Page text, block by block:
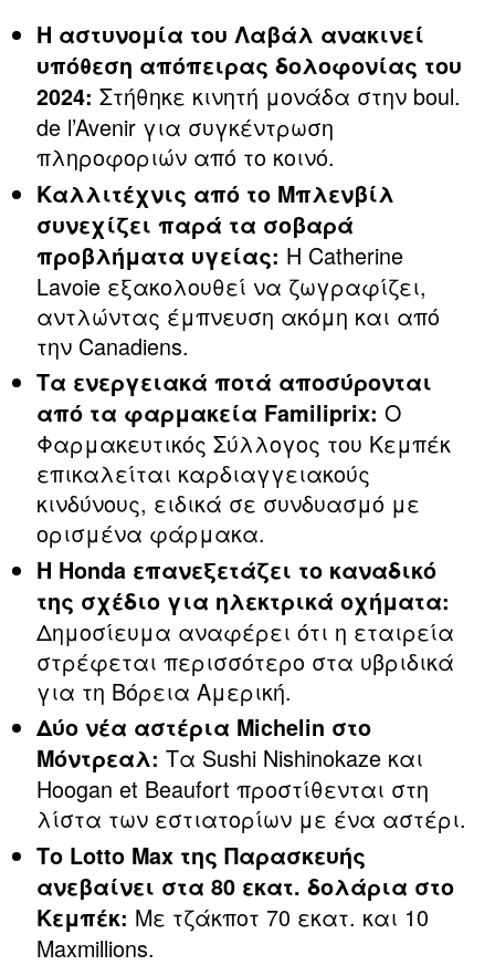
Η αστυνομία του Λαβάλ ανακινεί
υπόθεση απόπειρας δολοφονίας του
2024: Στήθηκε κινητή μονάδα στην boul.
de l’Avenir για συγκέντρωση
πληροφοριών από το κοινό.
Καλλιτέχνις από το Μπλενβίλ
συνεχίζει παρά τα σοβαρά
προβλήματα υγείας: Η Catherine
Lavoie εξακολουθεί να ζωγραφίζει,
αντλώντας έμπνευση ακόμη και από
την Canadiens.
Τα ενεργειακά ποτά αποσύρονται
από τα φαρμακεία Familiprix: Ο
Φαρμακευτικός Σύλλογος του Κεμπέκ
επικαλείται καρδιαγγειακούς
κινδύνους, ειδικά σε συνδυασμό με
ορισμένα φάρμακα.
Η Honda επανεξετάζει το καναδικό
της σχέδιο για ηλεκτρικά οχήματα:
Δημοσίευμα αναφέρει ότι η εταιρεία
στρέφεται περισσότερο στα υβριδικά
για τη Βόρεια Αμερική.
Δύο νέα αστέρια Michelin στο
Μόντρεαλ: Τα Sushi Nishinokaze και
Hoogan et Beaufort προστίθενται στη
λίστα των εστιατορίων με ένα αστέρι.
Το Lotto Max της Παρασκευής
ανεβαίνει στα 80 εκατ. δολάρια στο
Κεμπέκ: Με τζάκποτ 70 εκατ. και 10
Maxmillions.